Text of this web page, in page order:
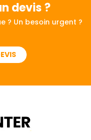
devis ?
? Un besoin urgent ?